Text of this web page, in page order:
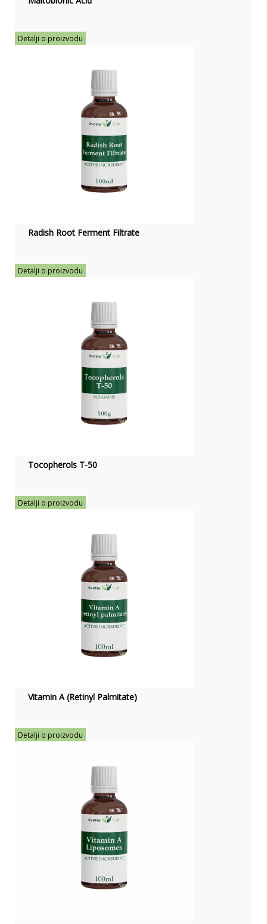
Detalji o proizvodu
Radish Root Ferment Filtrate
Detalji o proizvodu
Tocopherols T-50
Detalji o proizvodu
Vitamin A (Retinyl Palmitate)
Detalji o proizvodu